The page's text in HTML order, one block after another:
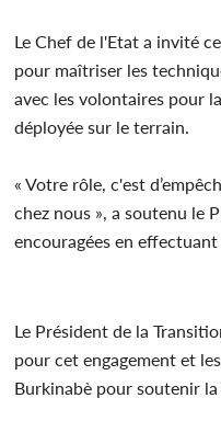
Le Chef de l'Etat a invité
pour maîtriser les
avec les volontaires pour
déployée sur le terrain.
« Votre rôle, c'est
chez nous », a soutenu le
encouragées en
Le Président de la
pour cet engagement et
Burkinabè pour soutenir la